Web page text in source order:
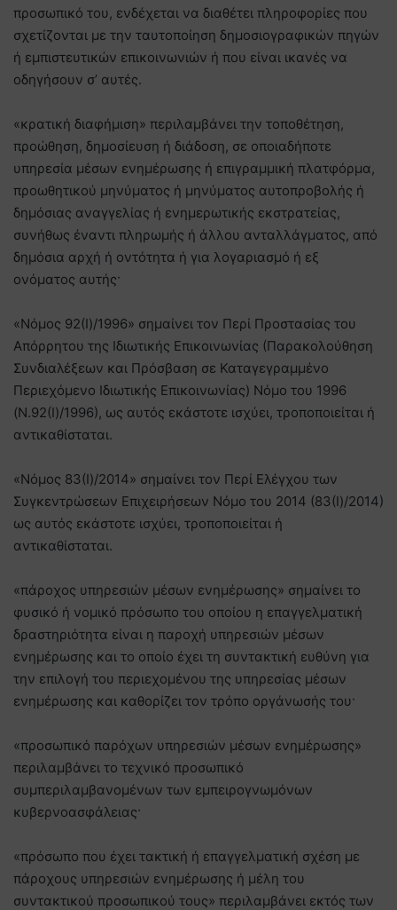
προσωπικό του, ενδέχεται να διαθέτει πληροφορίες που
σχετίζονται με την ταυτοποίηση δημοσιογραφικών πηγών
ή εμπιστευτικών επικοινωνιών ή που είναι ικανές να
οδηγήσουν σ’ αυτές.
«κρατική διαφήμιση» περιλαμβάνει την τοποθέτηση,
προώθηση, δημοσίευση ή διάδοση, σε οποιαδήποτε
υπηρεσία μέσων ενημέρωσης ή επιγραμμική πλατφόρμα,
προωθητικού μηνύματος ή μηνύματος αυτοπροβολής ή
δημόσιας αναγγελίας ή ενημερωτικής εκστρατείας,
συνήθως έναντι πληρωμής ή άλλου ανταλλάγματος, από
δημόσια αρχή ή οντότητα ή για λογαριασμό ή εξ
ονόματος αυτής·
«Νόμος 92(I)/1996» σημαίνει τον Περί Προστασίας του
Απόρρητου της Ιδιωτικής Επικοινωνίας (Παρακολούθηση
Συνδιαλέξεων και Πρόσβαση σε Καταγεγραμμένο
Περιεχόμενο Ιδιωτικής Επικοινωνίας) Νόμο του 1996
(Ν.92(I)/1996), ως αυτός εκάστοτε ισχύει, τροποποιείται ή
αντικαθίσταται.
«Νόμος 83(Ι)/2014» σημαίνει τον Περί Ελέγχου των
Συγκεντρώσεων Επιχειρήσεων Νόμο του 2014 (83(Ι)/2014)
ως αυτός εκάστοτε ισχύει, τροποποιείται ή
αντικαθίσταται.
«πάροχος υπηρεσιών μέσων ενημέρωσης» σημαίνει το
φυσικό ή νομικό πρόσωπο του οποίου η επαγγελματική
δραστηριότητα είναι η παροχή υπηρεσιών μέσων
ενημέρωσης και το οποίο έχει τη συντακτική ευθύνη για
την επιλογή του περιεχομένου της υπηρεσίας μέσων
ενημέρωσης και καθορίζει τον τρόπο οργάνωσής του·
«προσωπικό παρόχων υπηρεσιών μέσων ενημέρωσης»
περιλαμβάνει το τεχνικό προσωπικό
συμπεριλαμβανομένων των εμπειρογνωμόνων
κυβερνοασφάλειας·
«πρόσωπο που έχει τακτική ή επαγγελματική σχέση με
πάροχους υπηρεσιών ενημέρωσης ή μέλη του
συντακτικού προσωπικού τους» περιλαμβάνει εκτός των